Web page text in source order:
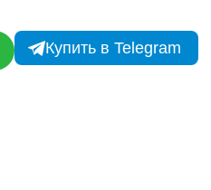
Купить в Telegram